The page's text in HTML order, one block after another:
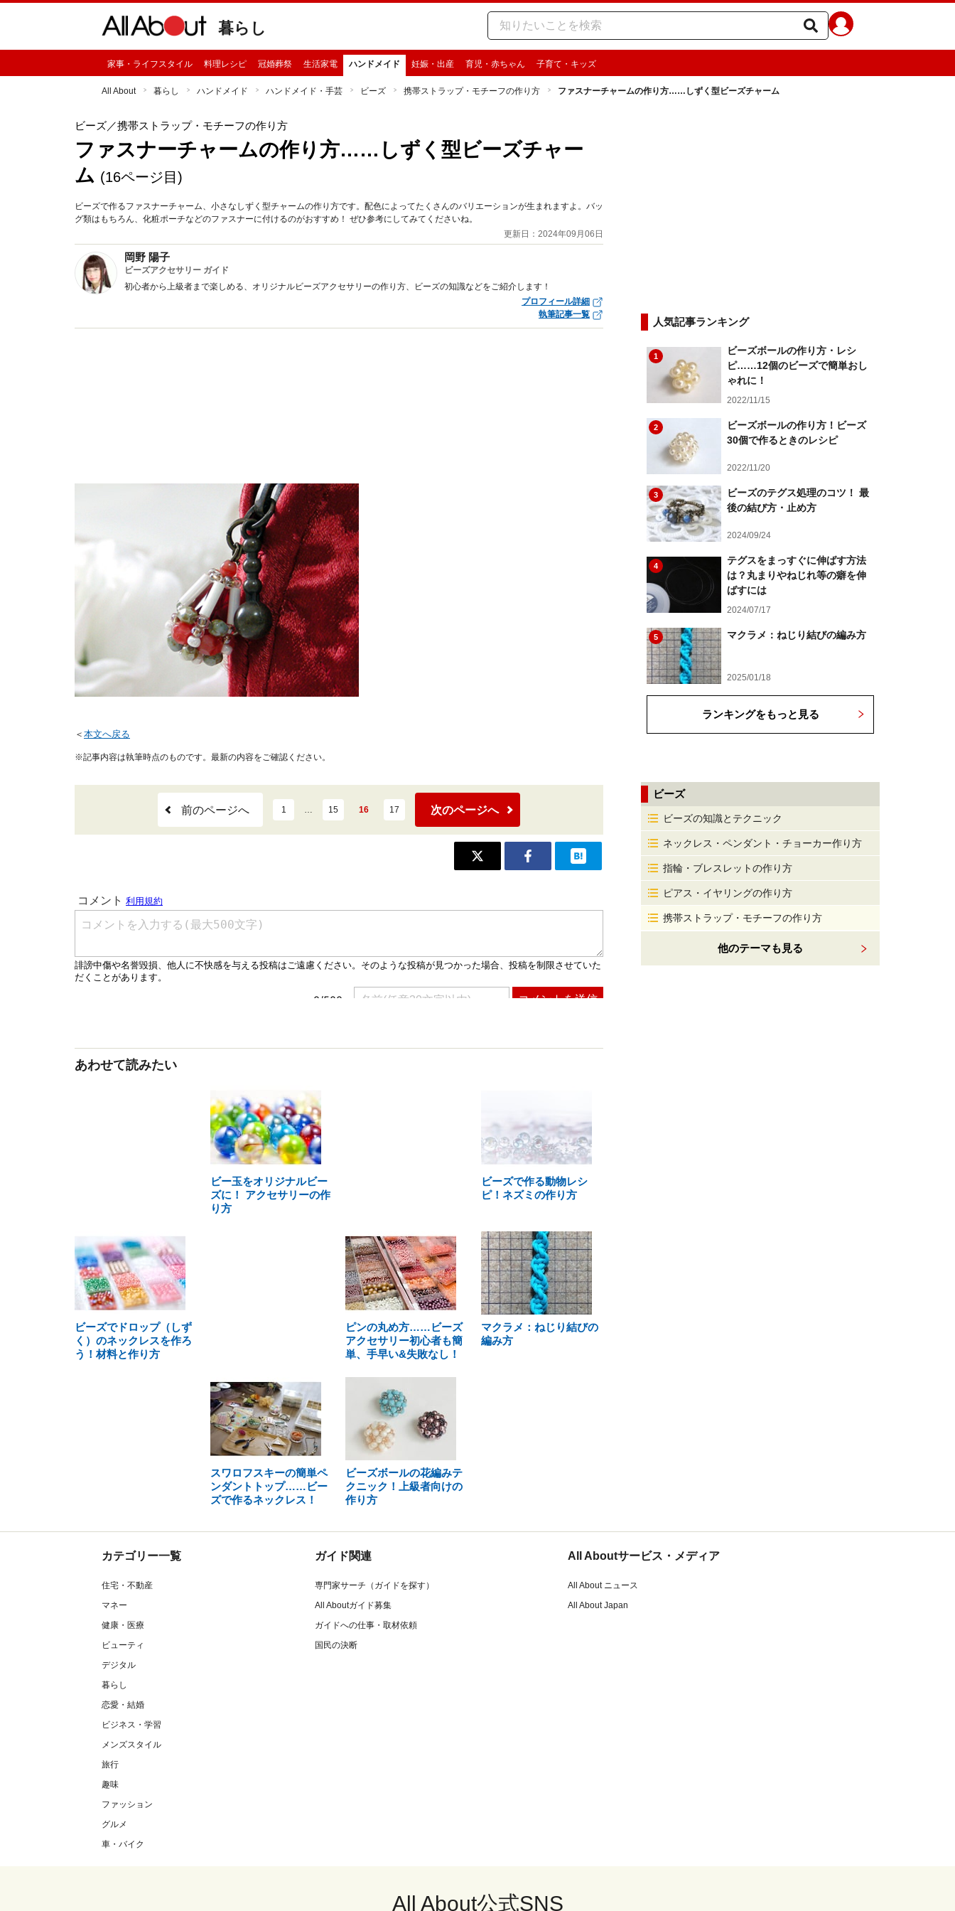
暮らし
家事・ライフスタイル 料理レシピ 冠婚葬祭 生活家電 ハンドメイド 妊娠・出産 育児・赤ちゃん 子育て・キッズ
All About 暮らし ハンドメイド ハンドメイド・手芸 ビーズ 携帯ストラップ・モチーフの作り方 ファスナーチャームの作り方……しずく型ビーズチャーム
ビーズ／携帯ストラップ・モチーフの作り方
ファスナーチャームの作り方……しずく型ビーズチャー
ム (16ページ目)
ビーズで作るファスナーチャーム、小さなしずく型チャームの作り方です。配色によってたくさんのバリエーションが生まれますよ。バッ
グ類はもちろん、化粧ポーチなどのファスナーに付けるのがおすすめ！ ぜひ参考にしてみてくださいね。
更新日：2024年09月06日
岡野 陽子
ビーズアクセサリー ガイド
初心者から上級者まで楽しめる、オリジナルビーズアクセサリーの作り方、ビーズの知識などをご紹介します！
プロフィール詳細
執筆記事一覧
＜ 本文へ戻る
※記事内容は執筆時点のものです。最新の内容をご確認ください。
前のページへ 1 … 15 16 17 次のページへ
あわせて読みたい
ビー玉をオリジナルビー
ズに！ アクセサリーの作
り方
ビーズで作る動物レシ
ピ！ネズミの作り方
ビーズでドロップ（しず
く）のネックレスを作ろ
う！材料と作り方
ピンの丸め方……ビーズ
アクセサリー初心者も簡
単、手早い&失敗なし！
マクラメ：ねじり結びの
編み方
スワロフスキーの簡単ペ
ンダントトップ……ビー
ズで作るネックレス！
ビーズボールの花編みテ
クニック！上級者向けの
作り方
人気記事ランキング
1
ビーズボールの作り方・レシ
ピ……12個のビーズで簡単おし
ゃれに！
2022/11/15
2
ビーズボールの作り方！ビーズ
30個で作るときのレシピ
2022/11/20
3
ビーズのテグス処理のコツ！ 最
後の結び方・止め方
2024/09/24
4
テグスをまっすぐに伸ばす方法
は？丸まりやねじれ等の癖を伸
ばすには
2024/07/17
5 マクラメ：ねじり結びの編み方
2025/01/18
ランキングをもっと見る
ビーズ
ビーズの知識とテクニック
ネックレス・ペンダント・チョーカー作り方
指輪・ブレスレットの作り方
ピアス・イヤリングの作り方
携帯ストラップ・モチーフの作り方
他のテーマも見る
カテゴリー一覧
住宅・不動産
マネー
健康・医療
ビューティ
デジタル
暮らし
恋愛・結婚
ビジネス・学習
メンズスタイル
旅行
趣味
ファッション
グルメ
車・バイク
ガイド関連
専門家サーチ（ガイドを探す）
All Aboutガイド募集
ガイドへの仕事・取材依頼
国民の決断
All Aboutサービス・メディア
All About ニュース
All About Japan
All About公式SNS